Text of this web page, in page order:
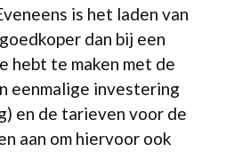
is het laden van
dan bij een
hebt te maken met de
eenmalige investering
en de tarieven voor de
aan om hiervoor ook